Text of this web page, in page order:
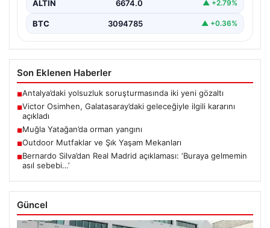
ALTIN 6674.0 ▲ +2.79%
BTC 3094785 ▲ +0.36%
Son Eklenen Haberler
■Antalya’daki yolsuzluk soruşturmasında iki yeni gözaltı
■Victor Osimhen, Galatasaray’daki geleceğiyle ilgili kararını
açıkladı
■Muğla Yatağan’da orman yangını
■Outdoor Mutfaklar ve Şık Yaşam Mekanları
■Bernardo Silva’dan Real Madrid açıklaması: ‘Buraya gelmemin
asıl sebebi…’
Güncel